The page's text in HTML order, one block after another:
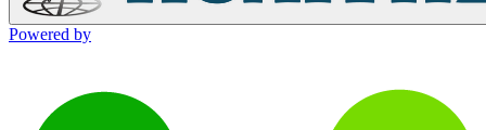
Powered by